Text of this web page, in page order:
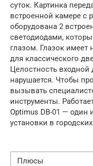
суток. Картинка
встроенной камере с
оборудована 2
светодиодами,
глазом. Глазок имеет
для классического
Целостность входной
нарушается. Чтобы
вызывать
инструменты.
Optimus DB-01 — один
установки в
Плюсы